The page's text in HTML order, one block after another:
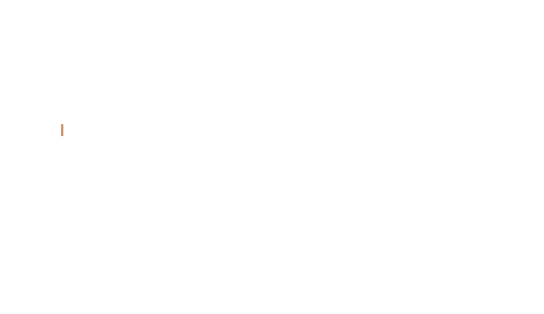
Dirtparkanlage inkl. Freeridebereich und Pumptrack